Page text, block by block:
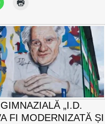
„I.D.
FI MODERNIZATĂ ȘI